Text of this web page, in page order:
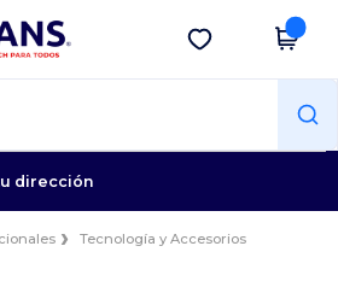
en app!
Descargar app
dirección
Tecnología y Accesorios